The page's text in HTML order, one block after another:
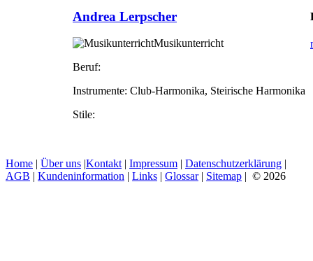
Andrea Lerpscher
Musikunterricht
Beruf:
Instrumente: Club-Harmonika, Steirische Harmonika
Stile:
Home | Über uns |Kontakt | Impressum | Datenschutzerklärung |
AGB | Kundeninformation | Links | Glossar| Sitemap | © 2026